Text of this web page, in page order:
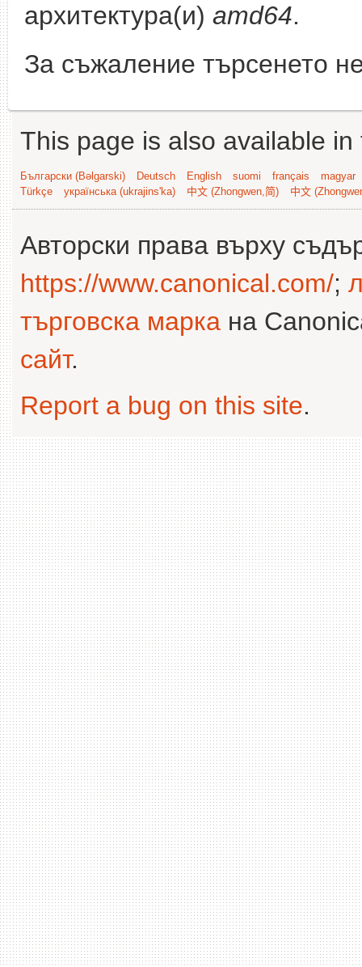
архитектура(и) amd64.
За съжаление търсенето
This page is also available
Български (Bəlgarski) Deutsch English suomi français
magyar
Türkçe
українська (ukrajins'ka) 中文 (Zhongwen,简) 中文
Авторски права върху
https://www.canonical.com/;
търговска марка на
сайт.
Report a bug on this site.